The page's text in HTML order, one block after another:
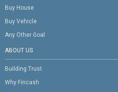
Buy House
Buy Vehicle
Any Other Goal
ABOUT US
Building Trust
Why Fincash